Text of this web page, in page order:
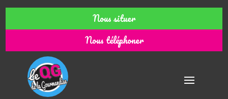
Nous situer
Nous téléphoner